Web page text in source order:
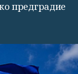
предградие